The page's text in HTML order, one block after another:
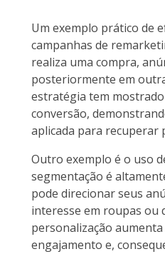
Um exemplo prático de
campanhas de
realiza uma compra,
posteriormente em
estratégia tem
conversão,
aplicada para recuperar
Outro exemplo é o uso
segmentação é
pode direcionar seus
interesse em roupas ou
personalização
engajamento e,